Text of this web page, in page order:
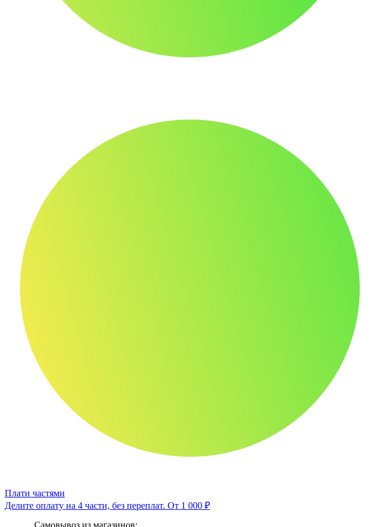
Плати частями
Делите оплату на 4 части, без переплат. От 1 000 ₽
Самовывоз из магазинов: